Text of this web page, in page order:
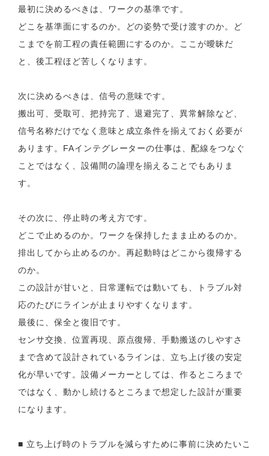
最初に決めるべきは、ワークの基準です。
どこを基準面にするのか。どの姿勢で受け渡すのか。ど
こまでを前工程の責任範囲にするのか。ここが曖昧だ
と、後工程ほど苦しくなります。
次に決めるべきは、信号の意味です。
搬出可、受取可、把持完了、退避完了、異常解除など、
信号名称だけでなく意味と成立条件を揃えておく必要が
あります。FAインテグレーターの仕事は、配線をつなぐ
ことではなく、設備間の論理を揃えることでもありま
す。
その次に、停止時の考え方です。
どこで止めるのか。ワークを保持したまま止めるのか。
排出してから止めるのか。再起動時はどこから復帰する
のか。
この設計が甘いと、日常運転では動いても、トラブル対
応のたびにラインが止まりやすくなります。
最後に、保全と復旧です。
センサ交換、位置再現、原点復帰、手動搬送のしやすさ
まで含めて設計されているラインは、立ち上げ後の安定
化が早いです。設備メーカーとしては、作るところまで
ではなく、動かし続けるところまで想定した設計が重要
になります。
■ 立ち上げ時のトラブルを減らすために事前に決めたいこ